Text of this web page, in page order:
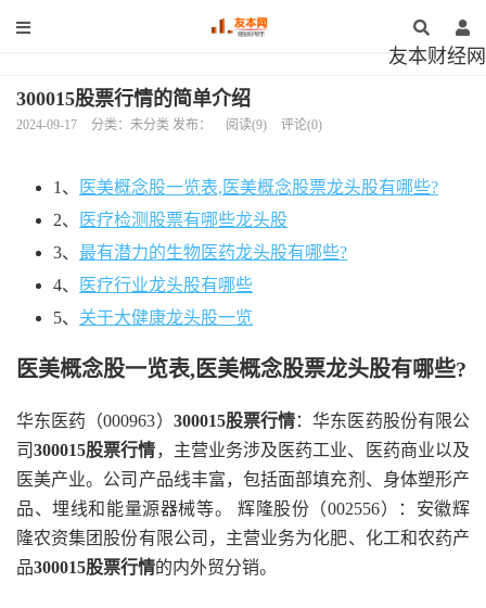
友本财经网
300015股票行情的简单介绍
2024-09-17 分类：未分类 发布： 阅读(9) 评论(0)
1、
医美概念股一览表,医美概念股票龙头股有哪些?
2、
医疗检测股票有哪些龙头股
3、 最有潜力的生物医药龙头股有哪些?
4、
医疗行业龙头股有哪些
5、 关于大健康龙头股一览
医美概念股一览表,医美概念股票龙头股有哪些?
华东医药（000963） 300015股票行情：华东医药股份有限公
司300015股票行情，主营业务涉及医药工业、医药商业以及
医美产业。公司产品线丰富，包括面部填充剂、身体塑形产
品、埋线和能量源器械等。 辉隆股份（002556）：安徽辉
隆农资集团股份有限公司，主营业务为化肥、化工和农药产
品300015股票行情的内外贸分销。